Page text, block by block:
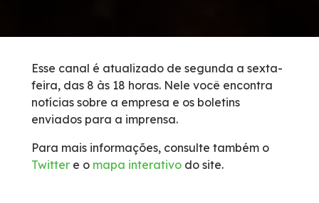
Inspeção de Tráfego
Guincho
Socorro Médico
Esse canal é atualizado de segunda a sexta-
feira, das 8 às 18 horas. Nele você encontra
notícias sobre a empresa e os boletins
enviados para a imprensa.
Para mais informações, consulte também o
Twitter e o mapa interativo do site.